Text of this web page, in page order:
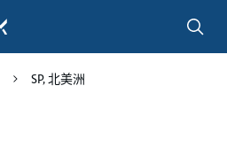
SP, 北美洲